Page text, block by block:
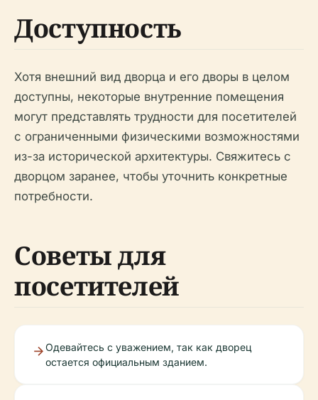
Доступность
Хотя внешний вид дворца и его дворы в целом
доступны, некоторые внутренние помещения
могут представлять трудности для посетителей
с ограниченными физическими возможностями
из-за исторической архитектуры. Свяжитесь с
дворцом заранее, чтобы уточнить конкретные
потребности.
Советы для
посетителей
Одевайтесь с уважением, так как дворец
остается официальным зданием.